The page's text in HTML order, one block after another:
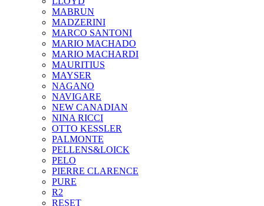
MABRUN
MADZERINI
MARCO SANTONI
MARIO MACHADO
MARIO MACHARDI
MAURITIUS
MAYSER
NAGANO
NAVIGARE
NEW CANADIAN
NINA RICCI
OTTO KESSLER
PALMONTE
PELLENS&LOICK
PELO
PIERRE CLARENCE
PURE
R2
RESET